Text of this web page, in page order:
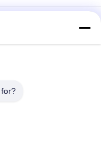
Erwärmung
für
Polyimidfilm
für